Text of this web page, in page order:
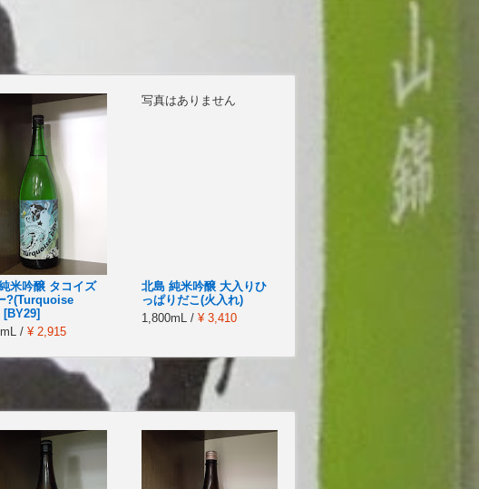
米吟醸 タコイズ
?(Turquoise
[BY29]
/ ¥ 2,915
写真はありません
北島 純米吟醸 大入りひ
っぱりだこ(火入れ)
1,800mL / ¥ 3,410